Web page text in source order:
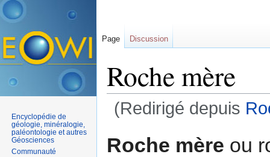
Roche mère
(Redirigé depuis
Roche mère ou
Page Discussion
Encyclopédie de
géologie, minéralogie,
paléontologie et autres
Géosciences
Communauté